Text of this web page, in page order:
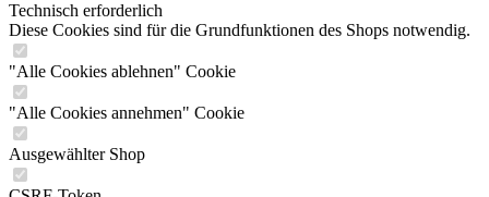
Technisch erforderlich
Diese Cookies sind für die Grundfunktionen des Shops notwendig.
"Alle Cookies ablehnen" Cookie
"Alle Cookies annehmen" Cookie
Ausgewählter Shop